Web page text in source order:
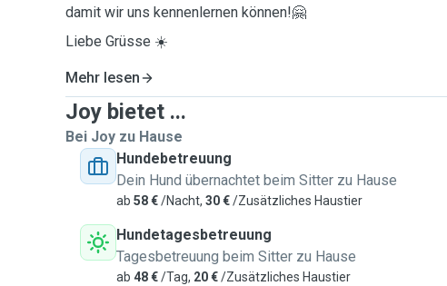
damit wir uns kennenlernen können!🤗
Liebe Grüsse ☀️
Mehr lesen
Joy bietet ...
Bei Joy zu Hause
Hundebetreuung
Dein Hund übernachtet beim Sitter zu Hause
ab 58 €/Nacht, 30 €/Zusätzliches Haustier
Hundetagesbetreuung
Tagesbetreuung beim Sitter zu Hause
ab 48 €/Tag, 20 €/Zusätzliches Haustier